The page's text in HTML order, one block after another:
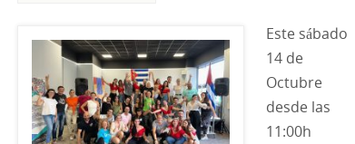
Este sábado
14 de
Octubre
desde las
11:00h